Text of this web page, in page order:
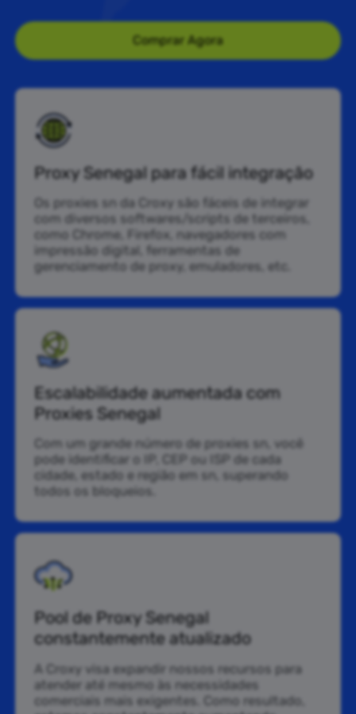
Comprar Agora
Proxy Senegal para fácil integração
Os proxies sn da Croxy são fáceis de integrar
com diversos softwares/scripts de terceiros,
como Chrome, Firefox, navegadores com
impressão digital, ferramentas de
gerenciamento de proxy, emuladores, etc.
Escalabilidade aumentada com
Proxies Senegal
Com um grande número de proxies sn, você
pode identificar o IP, CEP ou ISP de cada
cidade, estado e região em sn, superando
todos os bloqueios.
Pool de Proxy Senegal
constantemente atualizado
A Croxy visa expandir nossos recursos para
atender até mesmo às necessidades
comerciais mais exigentes. Como resultado,